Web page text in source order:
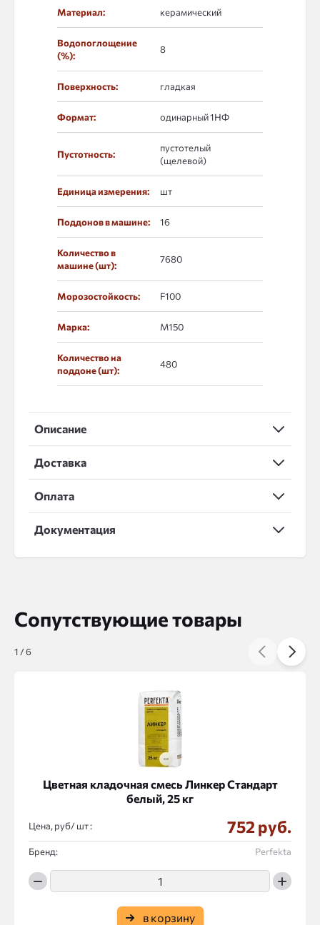
Материал: керамический
Водопоглощение
(%):
8
Поверхность: гладкая
Формат: одинарный 1НФ
Пустотность:
пустотелый
(щелевой)
Единица измерения: шт
Поддонов в машине: 16
Количество в
машине (шт):
7680
Морозостойкость: F100
Марка: М150
Количество на
поддоне (шт):
480
Описание
Доставка
Оплата
Документация
Сопутствующие товары
Цветная кладочная смесь Линкер Стандарт
белый, 25 кг
Цена, руб/ : 752 руб.
Бренд: Perfekta
в корзину
1 /6